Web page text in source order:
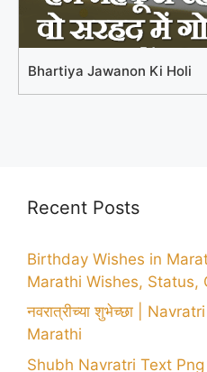
Bhartiya Jawanon Ki Holi
Recent Posts
Birthday Wishes in
Marathi Wishes, Status,
नवरात्रीच्या शुभेच्छा |
Marathi
Shubh Navratri Text